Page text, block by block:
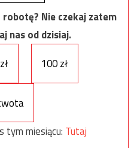
Nie czekaj zatem
nas od dzisiaj.
100 zł
tym miesiącu: Tutaj